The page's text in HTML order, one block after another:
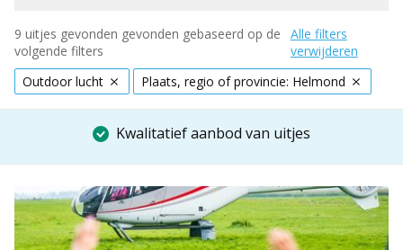
9 uitjes gevonden gevonden gebaseerd op de
volgende filters
Alle filters
verwijderen
Outdoor lucht
Plaats, regio of provincie: Helmond
Kwalitatief aanbod van uitjes